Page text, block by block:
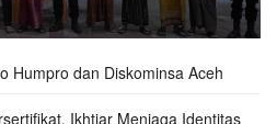
Humpro dan Diskominsa Aceh
Ikhtiar Menjaga Identitas